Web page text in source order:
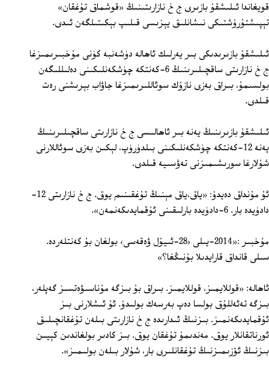
قويغاندا ئىلىشقۇ بازىرى ج خ نازارىتىنىڭ «قوشماق تۇغقان»
تېپىشتۇرۇشتىكى نىشانلىق يېزىسى قىلىپ بېكىتىلگەن ئىدى.
ئىلىشقۇ بازىرىدىكى بىر يەرلىك ئاھالە دۈشەنبە كۈنى مۇخبىرىمىزغا
ج خ نازارىتى ساقچىلىرىنىڭ 6‏-كەنتكە چۈشكەنلىكىنى دەلىللىگەن
بولسىمۇ، بىراق بەزى نازۇك سوئاللىرىمىزغا جاۋاب بېرىشنى رەت
قىلدى.
ئىلىشقۇ بازىرىنىڭ يەنە بىر ئاھالىسى ج خ نازارىتى ساقچىلىرىنىڭ
يەنە 12‏-كەنتكە چۈشكەنلىكىنى بىلدۈرۈپ، لېكىن بەزى سوئاللارنى
شۇلارغا سورىشىمىزنى تەۋسىيە قىلدى.
ئۇ مۇنداق دەيدۇ: «ياق،ياق مېنىڭ تۇغقىنىم يوق. ج خ نازارىتى 12‏‏-
دادۈيدە بار. 6‏-دادۈيدە بارلىقىنى ئۇقمايدىكەنمەن».
مۇخبىر :«2014-يىلى ‹‏28-ئىيۇل ۋەقەسى› بولغان بۇ كەنتلەردە.
سىلى قانداق قارايدىلا بۇنىڭغا؟»
ئاھالە: «قوللايمىز، قوللايمىز. بىراق بۇ بىزگە مۇناسىۋەتسىز گەپلەر،
بىزگە تەئەللۇق بولسا دەپ بەرسەك بولىدۇ. ئۇ ئىشلارنى بىز
ئۇقمايدىكەنمىز. بىزنىڭ ئىدارىدە ج خ نازارىتى بىلەن تۇغقانچىلىق
ئورناتقانلار يوق. مەندىمۇ تۇغقان يوق. بىز كادىر بولغاندىن كېيىن
بىزنىڭ ئۆزىمىزنىڭ تۇغقانلىرى بار، شۇلار بىلەن بولىمىز».